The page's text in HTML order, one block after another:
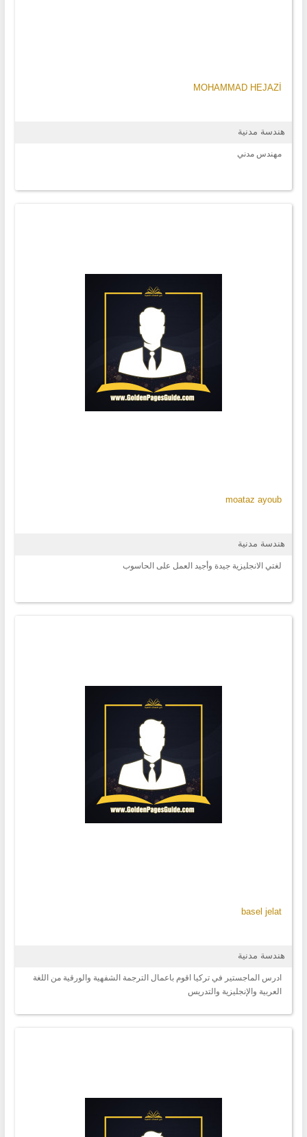
MOHAMMAD HEJAZİ
هندسة مدنية
مهندس مدني
moataz ayoub
هندسة مدنية
لغتي الانجليزية جيدة وأجيد العمل على الحاسوب
basel jelat
هندسة مدنية
ادرس الماجستير في تركيا اقوم باعمال الترجمة الشفهية والورقية من اللغة
العربية والإنجليزية والتدريس